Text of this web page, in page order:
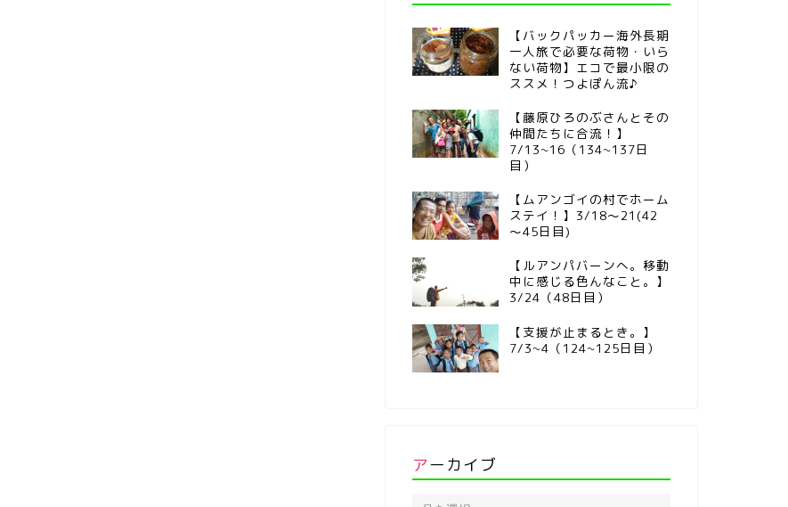
【バックパッカー海外長期
一人旅で必要な荷物・いら
ない荷物】エコで最小限の
ススメ！つよぽん流♪
【藤原ひろのぶさんとその
仲間たちに合流！】
7/13~16（134~137日
目）
【ムアンゴイの村でホーム
ステイ！】3/18～21(42
～45日目)
【ルアンパバーンへ。移動
中に感じる色んなこと。】
3/24（48日目）
【支援が止まるとき。】
7/3~4（124~125日目）
アーカイブ